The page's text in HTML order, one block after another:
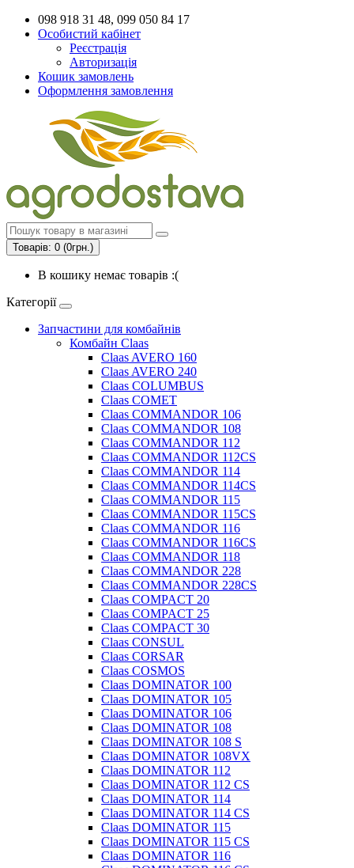
098 918 31 48, 099 050 84 17
Особистий кабінет
Реєстрація
Авторизація
Кошик замовлень
Оформлення замовлення
Товарів: 0 (0грн.)
В кошику немає товарів :(
Категорії
Запчастини для комбайнів
Комбайн Claas
Claas AVERO 160
Claas AVERO 240
Claas COLUMBUS
Claas COMET
Claas COMMANDOR 106
Claas COMMANDOR 108
Claas COMMANDOR 112
Claas COMMANDOR 112CS
Claas COMMANDOR 114
Claas COMMANDOR 114CS
Claas COMMANDOR 115
Claas COMMANDOR 115CS
Claas COMMANDOR 116
Claas COMMANDOR 116CS
Claas COMMANDOR 118
Claas COMMANDOR 228
Claas COMMANDOR 228CS
Claas COMPACT 20
Claas COMPACT 25
Claas COMPACT 30
Claas CONSUL
Claas CORSAR
Claas COSMOS
Claas DOMINATOR 100
Claas DOMINATOR 105
Claas DOMINATOR 106
Claas DOMINATOR 108
Claas DOMINATOR 108 S
Claas DOMINATOR 108VX
Claas DOMINATOR 112
Claas DOMINATOR 112 CS
Claas DOMINATOR 114
Claas DOMINATOR 114 CS
Claas DOMINATOR 115
Claas DOMINATOR 115 CS
Claas DOMINATOR 116